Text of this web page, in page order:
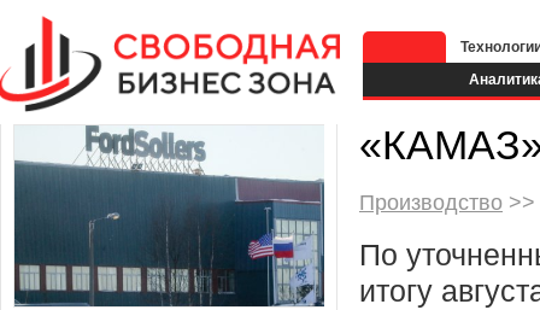
«КАМАЗ»
Производство >>
По
итогу